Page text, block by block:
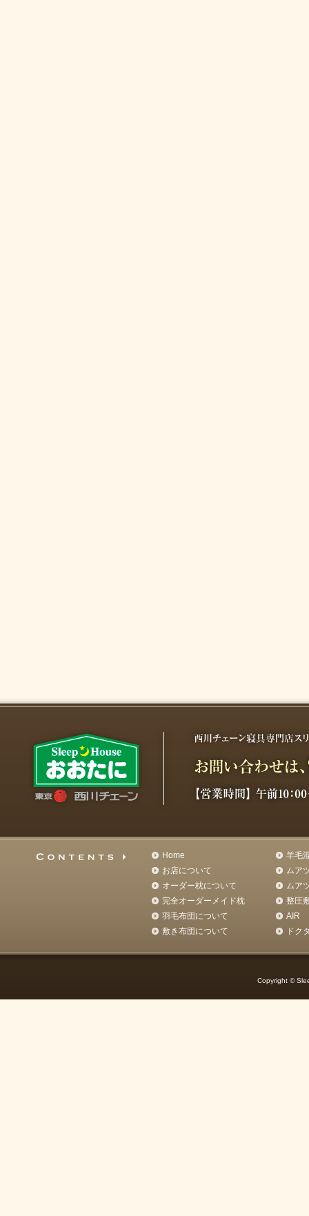
Home
お店について
オーダー枕について
完全オーダーメイド枕
羽毛布団について
敷き布団について
羊毛
ムア
ムア
整圧
AIR
ドク
Copyright ©